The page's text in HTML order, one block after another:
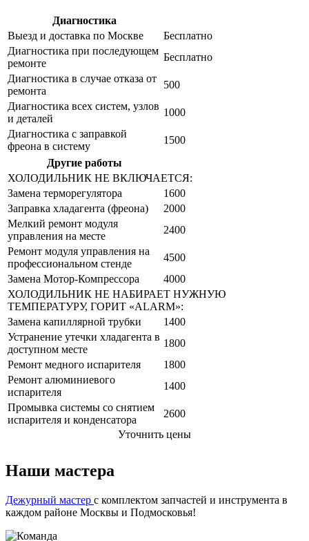
Диагностика
Выезд и доставка по Москве
Бесплатно
Диагностика при последующем
ремонте
Бесплатно
Диагностика в случае отказа от
ремонта
500
Диагностика всех систем, узлов
и деталей
1000
Диагностика с заправкой
фреона в систему
1500
Другие работы
ХОЛОДИЛЬНИК НЕ ВКЛЮЧАЕТСЯ:
Замена терморегулятора
1600
Заправка хладагента (фреона)
2000
Мелкий ремонт модуля
управления на месте
2400
Ремонт модуля управления на
профессиональном стенде
4500
Замена Мотор-Компрессора
4000
ХОЛОДИЛЬНИК НЕ НАБИРАЕТ НУЖНУЮ
ТЕМПЕРАТУРУ, ГОРИТ «ALARM»:
Замена капиллярной трубки
1400
Устранение утечки хладагента в
доступном месте
1800
Ремонт медного испарителя
1800
Ремонт алюминиевого
испарителя
1400
Промывка системы со снятием
испарителя и конденсатора
2600
Уточнить цены
Наши мастера
Дежурный мастер с комплектом запчастей и инструмента в
каждом районе Москвы и Подмосковья!